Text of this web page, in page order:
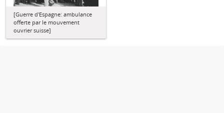
[Guerre d'Espagne: ambulance
offerte par le mouvement
ouvrier suisse]